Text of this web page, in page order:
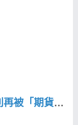
掌握趨勢。 2條均
就是最務實簡單的
依策略可以把風險
、期貨、美股、海
運用「超簡單投資
段財。 飆股女王：
恩如｜強棒旺旺來
00B2TP
林恩如｜超簡單期貨體驗課：別再被「期貨很危險」限制你的獲利！